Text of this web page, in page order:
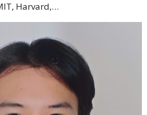
Harvard,…